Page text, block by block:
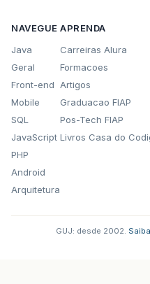
NAVEGUE
Java
Geral
Front-end
Mobile
SQL
JavaScript
PHP
Android
Arquitetura
APRENDA
Carreiras Alura
Formacoes
Artigos
Graduacao FIAP
Pos-Tech FIAP
Livros Casa do
GUJ: desde 2002.